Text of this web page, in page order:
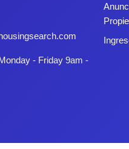
- Friday 9am -